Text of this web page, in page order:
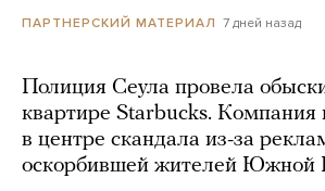
ПАРТНЕРСКИЙ МАТЕРИАЛ 7 дней назад
Полиция Сеула провела
квартире Starbucks. Компания
в центре скандала из-за
оскорбившей жителей Южной